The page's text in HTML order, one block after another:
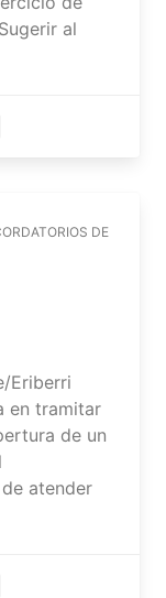
al
DE
Eriberri
en tramitar
de un
atender